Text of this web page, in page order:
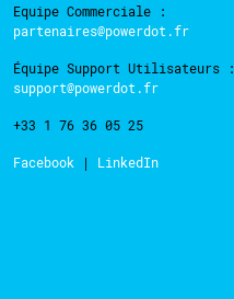
Equipe Commerciale :
partenaires@powerdot.fr
Équipe Support Utilisateurs :
support@powerdot.fr
+33 1 76 36 05 25
Facebook | LinkedIn